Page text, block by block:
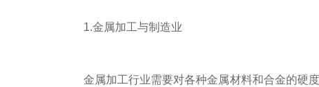
1.金属加工与制造业
金属加工行业需要对各种金属材料和合金的硬度